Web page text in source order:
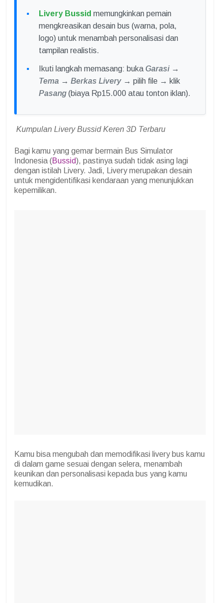
Livery Bussid memungkinkan pemain
mengkreasikan desain bus (warna, pola,
logo) untuk menambah personalisasi dan
tampilan realistis.
Ikuti langkah memasang: buka Garasi→
Tema → Berkas Livery → pilih file → klik
Pasang (biaya Rp15.000 atau tonton iklan).
Kumpulan Livery Bussid Keren 3D Terbaru
Bagi kamu yang gemar bermain Bus Simulator
Indonesia (Bussid), pastinya sudah tidak asing lagi
dengan istilah Livery. Jadi, Livery merupakan desain
untuk mengidentifikasi kendaraan yang menunjukkan
kepemilikan.
Kamu bisa mengubah dan memodifikasi livery bus kamu
di dalam game sesuai dengan selera, menambah
keunikan dan personalisasi kepada bus yang kamu
kemudikan.